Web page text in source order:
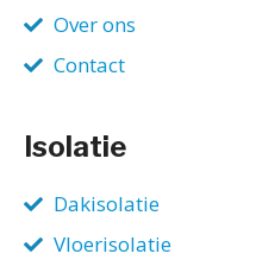
Over ons
Contact
Isolatie
Dakisolatie
Vloerisolatie